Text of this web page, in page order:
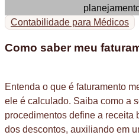
Contabilidade para Médicos
Como saber meu
Entenda o que é faturamento
ele é calculado. Saiba como a
procedimentos define a receita
dos descontos, auxiliando em